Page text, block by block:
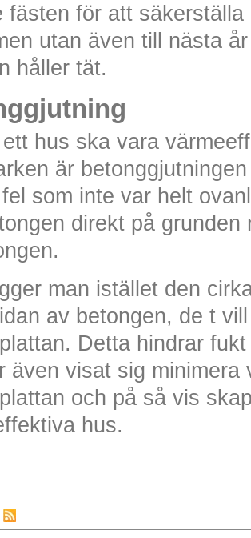
fästen för att
utan även till nästa
håller tät.
hus ska vara
är
som inte var helt
direkt på
man istället den
av betongen, de t
Detta hindrar
även visat sig minimera
och på så vis
hus.